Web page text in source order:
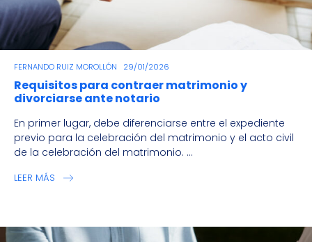
FERNANDO RUIZ MOROLLÓN 29/01/2026
Requisitos para contraer matrimonio y
divorciarse ante notario
En primer lugar, debe diferenciarse entre el expediente
previo para la celebración del matrimonio y el acto civil
de la celebración del matrimonio. ...
LEER MÁS